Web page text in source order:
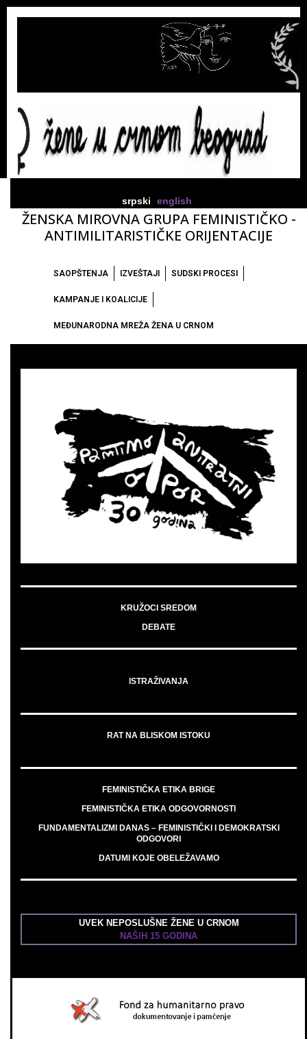
srpski english
ŽENSKA MIROVNA GRUPA FEMINISTIČKO -
ANTIMILITARISTIČKE ORIJENTACIJE
SAOPŠTENJA IZVEŠTAJI SUDSKI PROCESI
KAMPANJE I KOALICIJE
MEĐUNARODNA MREŽA ŽENA U CRNOM
KRUŽOCI SREDOM
DEBATE
ISTRAŽIVANJA
RAT NA BLISKOM ISTOKU
FEMINISTIČKA ETIKA BRIGE
FEMINISTIČKA ETIKA ODGOVORNOSTI
FUNDAMENTALIZMI DANAS – FEMINISTIČKI I DEMOKRATSKI
ODGOVORI
DATUMI KOJE OBELEŽAVAMO
UVEK NEPOSLUŠNE ŽENE U CRNOM
NAŠIH 15 GODINA